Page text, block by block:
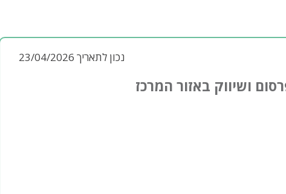
נכון לתאריך 23/04/2026
ושיווק באזור המרכז